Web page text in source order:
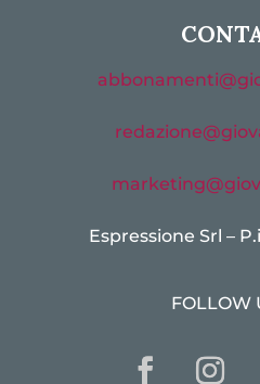
Espressione Srl –
FOLLOW